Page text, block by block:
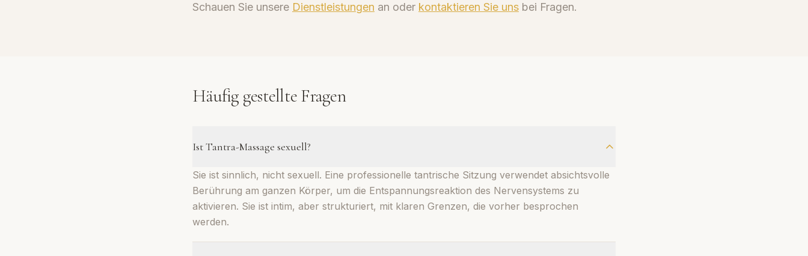
Schauen Sie unsere Dienstleistungen an oder kontaktieren Sie uns bei Fragen.
Häufig gestellte Fragen
Ist Tantra-Massage sexuell?
Sie ist sinnlich, nicht sexuell. Eine professionelle tantrische Sitzung verwendet absichtsvolle
Berührung am ganzen Körper, um die Entspannungsreaktion des Nervensystems zu
aktivieren. Sie ist intim, aber strukturiert, mit klaren Grenzen, die vorher besprochen
werden.